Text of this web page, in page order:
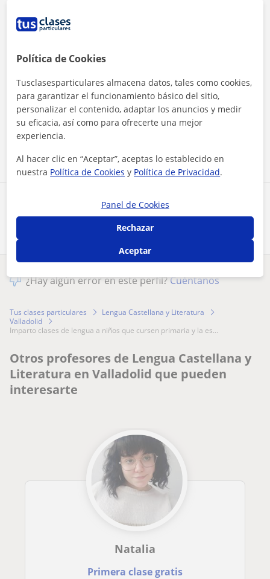
Comparte a este profesor
Al hacer clic, aceptas nuestro aviso legaly deprivacidad
¿Hay algún error en este perfil?Cuéntanos
Tus clases particulares
Lengua Castellana y Literatura
Valladolid
imparto clases de lengua a niños que cursen primaria y la es...
Otros profesores de Lengua Castellana y
Literatura en Valladolid que pueden
interesarte
Natalia
Primera clase gratis
Política de Cookies
Tusclasesparticulares almacena datos, tales como cookies,
para garantizar el funcionamiento básico del sitio,
personalizar el contenido, adaptar los anuncios y medir
su eficacia, así como para ofrecerte una mejor
experiencia.
Al hacer clic en “Aceptar”, aceptas lo establecido en
nuestra Política de Cookies y Política de Privacidad.
Panel de Cookies
Rechazar
Aceptar